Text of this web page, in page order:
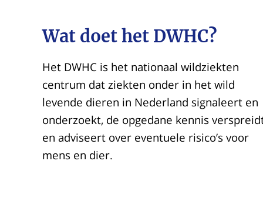
Wat doet het DWHC?
Het DWHC is het nationaal wildziekten
centrum dat ziekten onder in het wild
levende dieren in Nederland signaleert en
onderzoekt, de opgedane kennis
en adviseert over eventuele risico’s voor
mens en dier.